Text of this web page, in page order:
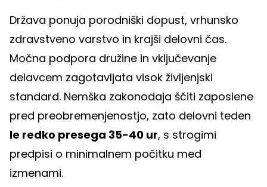
Država ponuja porodniški dopust, vrhunsko
zdravstveno varstvo in krajši delovni čas.
Močna podpora družine in vključevanje
delavcem zagotavljata visok življenjski
standard. Nemška zakonodaja ščiti zaposlene
pred preobremenjenostjo, zato delovni teden
le redko presega 35-40 ur, s strogimi
predpisi o minimalnem počitku med
izmenami.